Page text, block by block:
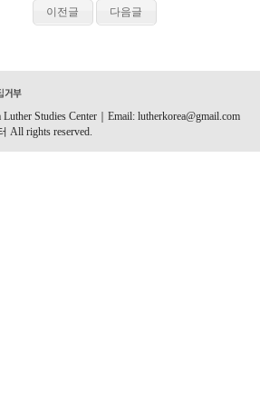
이전글 다음글
Studies Center｜Email: lutherkorea@gmail.com
All rights reserved.